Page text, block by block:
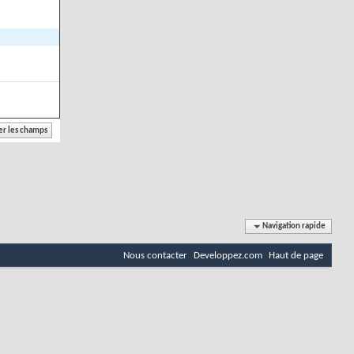
Navigation rapide
Nous contacter Developpez.com Haut de page